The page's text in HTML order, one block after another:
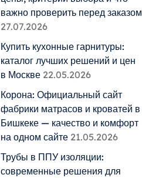
важно проверить перед заказом
27.07.2026
Купить кухонные гарнитуры:
каталог лучших решений и цен
в Москве 22.05.2026
Корона: Официальный сайт
фабрики матрасов и кроватей в
Бишкеке — качество и комфорт
на одном сайте 21.05.2026
Трубы в ППУ изоляции:
современные решения для